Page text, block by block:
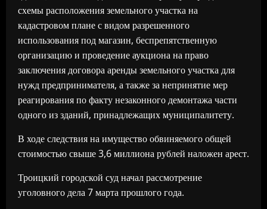
схемы расположения земельного участка на
кадастровом плане с видом разрешенного
использования под магазин, беспрепятственную
организацию и проведение аукциона на право
заключения договора аренды земельного участка для
нужд предпринимателя, а также за непринятие мер
реагирования по факту незаконного демонтажа части
одного из зданий, принадлежащих муниципалитету.
В ходе следствия на имущество обвиняемого общей
стоимостью свыше 3,6 миллиона рублей наложен арест.
Троицкий городской суд начал рассмотрение
уголовного дела 7 марта прошлого года.